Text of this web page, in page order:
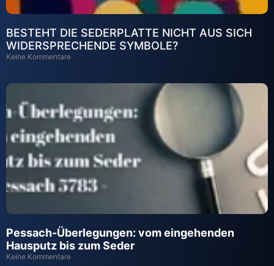
BESTEHT DIE SEDERPLATTE NICHT AUS SICH
WIDERSPRECHENDE SYMBOLE?
Keine Kommentare
Pessach-Überlegungen: vom eingehenden
Hausputz bis zum Seder
Keine Kommentare